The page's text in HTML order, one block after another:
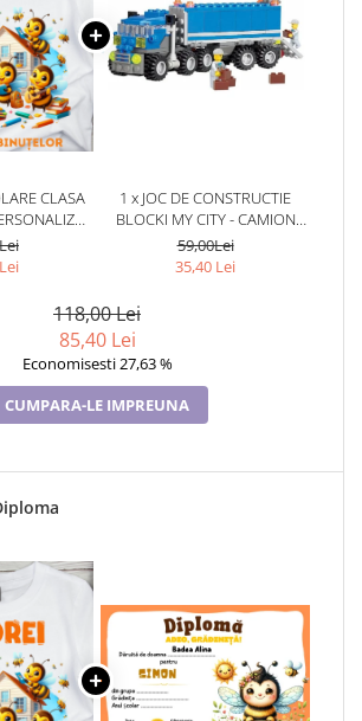
CLASA
DE
1 x JOC DE CONSTRUCTIE
BLOCKI MY CITY - CAMION
(163 PIESE)
59,00Lei
35,40 Lei
118,00 Lei
85,40 Lei
Economisesti 27,63 %
CUMPARA-LE IMPREUNA